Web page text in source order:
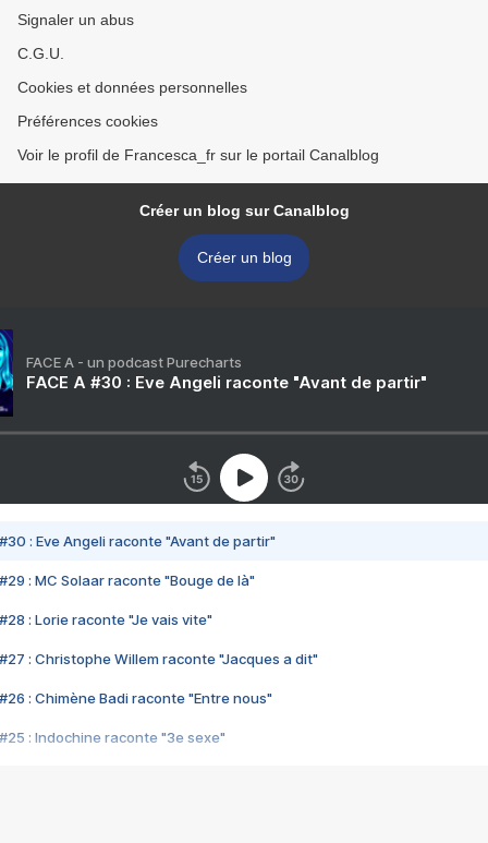
Signaler un abus
C.G.U.
Cookies et données personnelles
Préférences cookies
Voir le profil de Francesca_fr sur le portail Canalblog
Créer un blog sur Canalblog
Créer un blog
FACE A - un podcast Purecharts
FACE A #30 : Eve Angeli raconte "Avant de partir"
#30 : Eve Angeli raconte "Avant de partir"
#29 : MC Solaar raconte "Bouge de là"
#28 : Lorie raconte "Je vais vite"
#27 : Christophe Willem raconte "Jacques a dit"
#26 : Chimène Badi raconte "Entre nous"
#25 : Indochine raconte "3e sexe"